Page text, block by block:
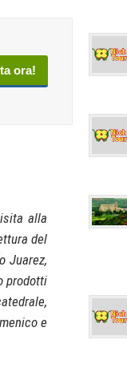
ora!
alla
del
Juarez,
prodotti
e